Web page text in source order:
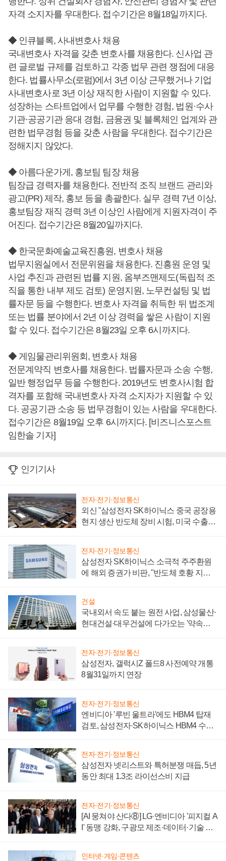
자격 소지자를 우대한다. 접수기간은 8월18일까지다.
◆ 인큐블록, 사내변호사 채용
국내변호사 자격을 갖춘 변호사를 채용한다. 신사업 관
련 글로벌 규제를 검토하고 각종 법무 관련 쟁점에 대응
한다. 법률사무소(로펌)에서 3년 이상 근무했거나 기업
사내변호사로 3년 이상 재직한 사람이 지원할 수 있다.
성장하는 스타트업에서 업무를 수행한 경험, 법원·수사
기관·공공기관 응대 경험, 금융권 및 블록체인 업계와 관
련한 법무경험 등을 갖춘 사람을 우대한다. 접수기간은
정해지지 않았다.
◆ 아름다운가게, 홍보팀 팀장 채용
팀장급 경력자를 채용한다. 전반적 조직 브랜드 관리와
광고(PR) 제작, 홍보 등을 총괄한다. 실무 경력 7년 이상,
홍보팀장 재직 경력 3년 이상인 사람에게 지원자격이 주
어진다. 접수기간은 8월20일까지다.
◆ 한국문화예술교육진흥원, 변호사 채용
법무지원실에서 전문위원을 채용한다. 진흥원 운영 및
사업 추진과 관련된 법률 지원, 옴부즈맨제도(독립적 조
직을 통한 내부 제도 검토) 운영지원, 노무컨설팅 및 법
률자문 등을 수행한다. 변호사 자격을 취득한 뒤 법조계
또는 법률 분야에서 2년 이상 경력을 쌓은 사람이 지원
할 수 있다. 접수기간은 8월23일 오후 6시까지다.
◆ 게임물관리위원회, 변호사 채용
전문계약직 변호사를 채용한다. 법률자문과 소송 수행,
일반 행정업무 등을 수행한다. 2019년도 변호사시험 합
격자를 포함해 국내변호사 자격 소지자가 지원할 수 있
다. 공공기관 소송 등 법무경험이 있는 사람을 우대한다.
접수기간은 8월19일 오후 6시까지다. [비즈니스포스트
임한솔 기자]
인기기사
전자·전기·정보통신
외신 "삼성전자 SK하이닉스 중국 공장용
현지 생산 반도체 장비 시험, 미국 수출통
전자·전기·정보통신
삼성전자 SK하이닉스 소극적 주주환원
에 해외 증권가 비판, "반도체 호황 지속
건설
국내외서 속도 붙는 원전 사업, 삼성물산·
현대건설·대우건설에 다가오는 '약속의
전자·전기·정보통신
삼성전자, 갤럭시Z 폴드8 사전예약 개통
8월31일까지 연장
전자·전기·정보통신
엔비디아 '루빈 울트라'에도 HBM4 탑재
검토, 삼성전자·SK하이닉스 HBM4 수율
전자·전기·정보통신
삼성전자 넷리스트와 특허분쟁 매듭, 5년
동안 최대 1.3조 라이선스비 지급
전자·전기·정보통신
[AI 뭉쳐야 산다⑧] LG·엔비디아 '피지컬 A
I' 동맹 강화, 구광모 제조·데이터·기술 결
인터넷·게임·콘텐츠